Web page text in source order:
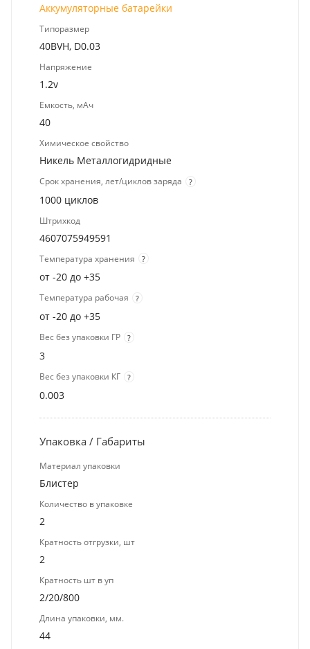
Аккумуляторные батарейки
Типоразмер
40BVH, D0.03
Напряжение
1.2v
Емкость, мАч
40
Химическое свойство
Никель Металлогидридные
Срок хранения, лет/циклов заряда ?
1000 циклов
Штрихкод
4607075949591
Температура хранения ?
от -20 до +35
Температура рабочая ?
от -20 до +35
Вес без упаковки ГР ?
3
Вес без упаковки КГ ?
0.003
Упаковка / Габариты
Материал упаковки
Блистер
Количество в упаковке
2
Кратность отгрузки, шт
2
Кратность шт в уп
2/20/800
Длина упаковки, мм.
44